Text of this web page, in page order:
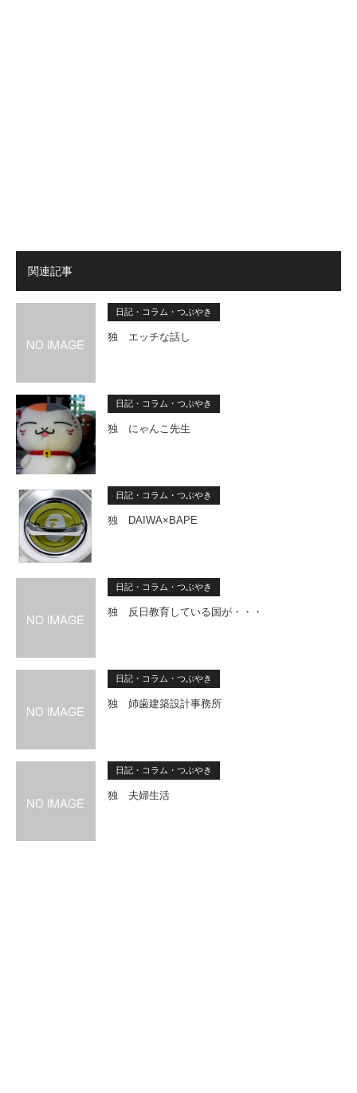
関連記事
日記・コラム・つぶやき
独 エッチな話し
日記・コラム・つぶやき
独 にゃんこ先生
日記・コラム・つぶやき
独 DAIWA×BAPE
日記・コラム・つぶやき
独 反日教育している国が・・・
日記・コラム・つぶやき
独 姉歯建築設計事務所
日記・コラム・つぶやき
独 夫婦生活